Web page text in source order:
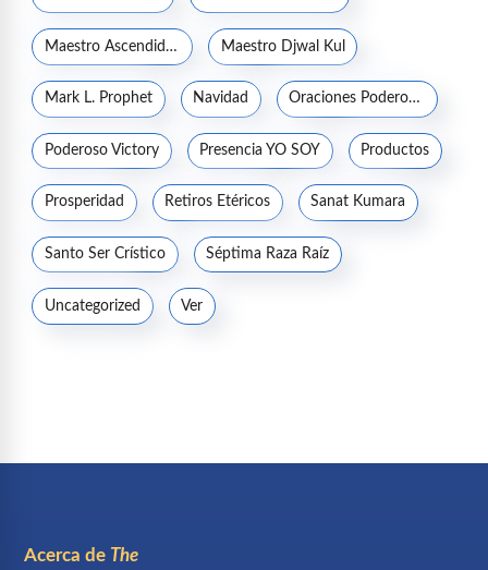
Maestro Ascendido Kuthumi Maestro Djwal Kul
Mark L. Prophet Navidad Oraciones Poderosas
Poderoso Victory Presencia YO SOY Productos
Prosperidad Retiros Etéricos Sanat Kumara
Santo Ser Crístico Séptima Raza Raíz
Uncategorized Ver
Acerca de The